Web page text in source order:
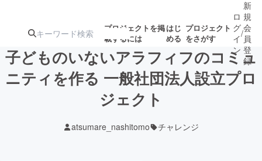
プロジェクトを掲
載するには
はじ
める
プロジェクト
をさがす
注目の新着プロ募集終了が近いプ
ロ
グ
イ
ン
/
新
規
会
員
登
録
子どものいないアラフィフのコミュ
ニティを作る 一般社団法人設立プロ
ジェクト
atsumare_nashitomo チャレンジ